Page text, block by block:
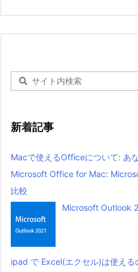
新着記事
Macで使えるOfficeについて: あ
Microsoft Office for Mac:
比較
Microsoft Outlook
ipad で Excel(エクセル)は使える